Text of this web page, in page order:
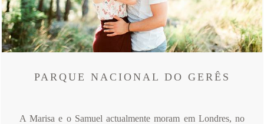
PARQUE NACIONAL DO GERÊS
A Marisa e o Samuel actualmente moram em Londres, no